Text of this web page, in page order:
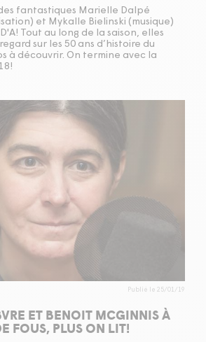
fantastiques Marielle Dalpé
et Mykalle Bielinski (musique)
Tout au long de la saison, elles
sur les 50 ans d’histoire du
à découvrir. On termine avec la
Publié le 25/01/19
ET BENOIT MCGINNIS À
FOUS, PLUS ON LIT!